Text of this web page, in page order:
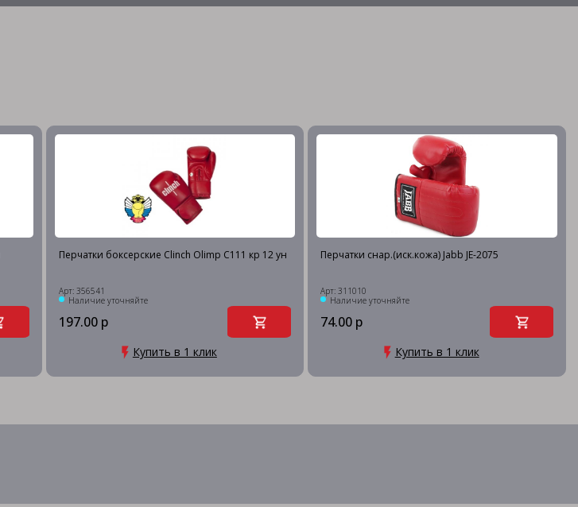
Перчатки боксерские Clinch Olimp C111 кр 12 ун
Арт: 356541
Наличие уточняйте
197.00 р
Купить в 1 клик
Перчатки снар.(иск.кожа) Jabb JE-2075
Арт: 311010
Наличие уточняйте
74.00 р
Купить в 1 клик